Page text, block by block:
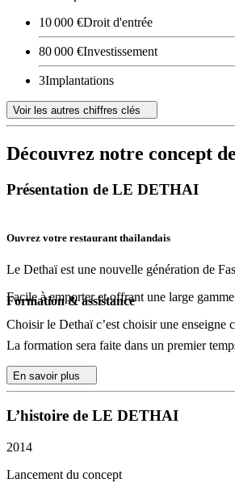
10 000 €Droit d'entrée
80 000 €Investissement
3Implantations
Voir les autres chiffres clés
Découvrez notre concept
Présentation de LE DETHAI
Ouvrez votre restaurant thailandais
Le Dethaï est une nouvelle génération de
Facile à emporter et offrant une large
Choisir le Dethaï c’est choisir une enseigne
Formation & assistance
La formation sera faite dans un premier
En savoir plus
L’histoire de LE DETHAI
2014
Lancement du concept